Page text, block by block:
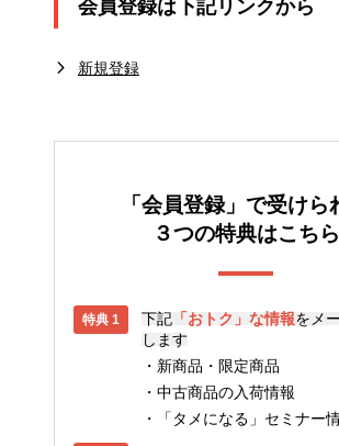
会員登録は下記リンクから
新規登録
「会員登録」で受けら
３つの特典はこちら
下記 「おトク」な情報をメ
します
新商品・限定商品
中古商品の入荷情報
「タメになる」セミナー